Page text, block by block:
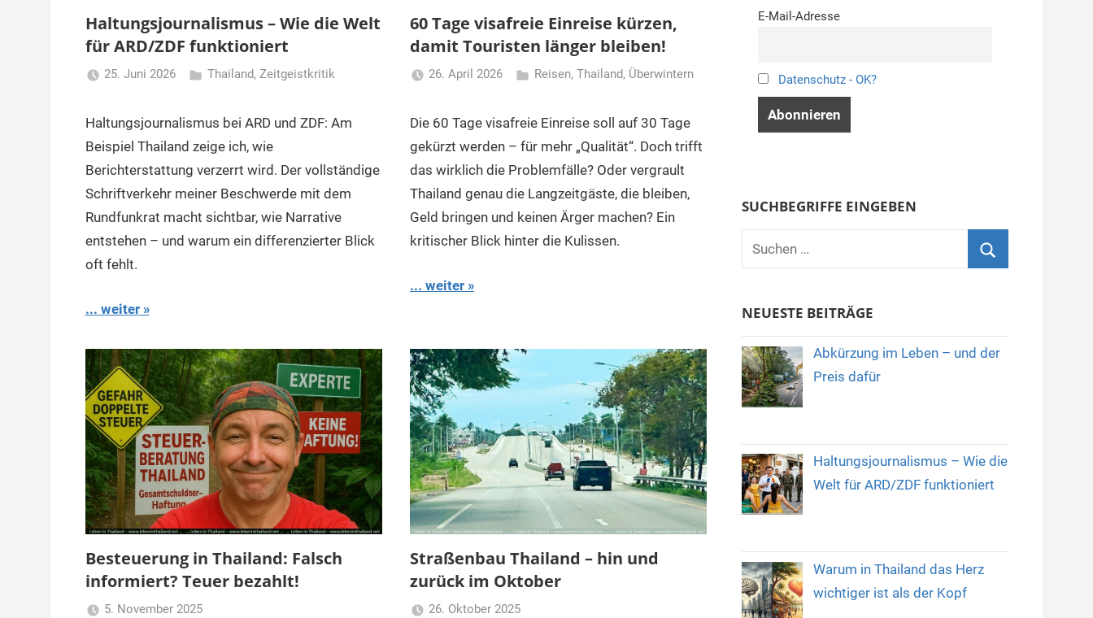
Haltungsjournalismus – Wie die Welt
für ARD/ZDF funktioniert
25. Juni 2026
Thailand, Zeitgeistkritik
Haltungsjournalismus bei ARD und ZDF: Am
Beispiel Thailand zeige ich, wie
Berichterstattung verzerrt wird. Der vollständige
Schriftverkehr meiner Beschwerde mit dem
Rundfunkrat macht sichtbar, wie Narrative
entstehen – und warum ein differenzierter Blick
oft fehlt.
... weiter
60 Tage visafreie Einreise kürzen,
damit Touristen länger bleiben!
26. April 2026
Reisen, Thailand, Überwintern
Die 60 Tage visafreie Einreise soll auf 30 Tage
gekürzt werden – für mehr „Qualität“. Doch trifft
das wirklich die Problemfälle? Oder vergrault
Thailand genau die Langzeitgäste, die bleiben,
Geld bringen und keinen Ärger machen? Ein
kritischer Blick hinter die Kulissen.
... weiter
Besteuerung in Thailand: Falsch
informiert? Teuer bezahlt!
5. November 2025
Straßenbau Thailand – hin und
zurück im Oktober
26. Oktober 2025
E-Mail-Adresse
Datenschutz - OK?
SUCHBEGRIFFE EINGEBEN
Suchen
nach:
NEUESTE BEITRÄGE
Abkürzung im Leben – und der
Preis dafür
Haltungsjournalismus – Wie die
Welt für ARD/ZDF funktioniert
Warum in Thailand das Herz
wichtiger ist als der Kopf